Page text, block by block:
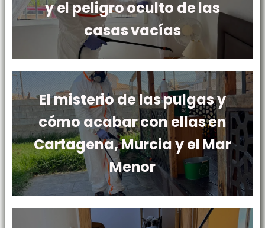
y el peligro oculto de las
casas vacías
El misterio de las pulgas y
cómo acabar con ellas en
Cartagena, Murcia y el Mar
Menor